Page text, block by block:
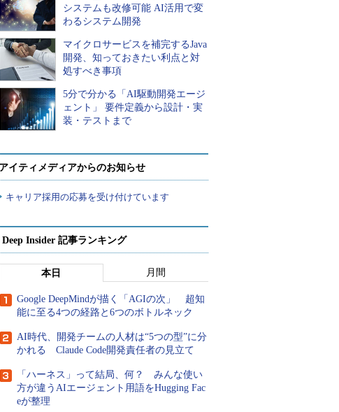
システムも改修可能 AI活用で変
わるシステム開発
マイクロサービスを補完するJava
開発、知っておきたい利点と対
処すべき事項
5分で分かる「AI駆動開発エージ
ェント」 要件定義から設計・実
装・テストまで
アイティメディアからのお知らせ
キャリア採用の応募を受け付けています
Deep Insider 記事ランキング
本日 月間
Google DeepMindが描く「AGIの次」 超知
能に至る4つの経路と6つのボトルネック
AI時代、開発チームの人材は“5つの型”に分
かれる Claude Code開発責任者の見立て
「ハーネス」って結局、何？ みんな使い
方が違うAIエージェント用語をHugging Fac
eが整理